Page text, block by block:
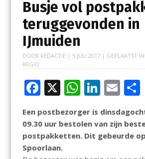
Busje vol
teruggevonden in
IJmuiden
DOOR REDACTIE | 5 JULI 2017| GEPLAATST IN
REGIO
F
ac
e
b
o
X W
at
s
A
Li
n
k
e
E
m
ai
l
D
el
Een postbezorger is
09.30 uur bestolen van zijn
postpakketten. Dit gebeurde
Spoorlaan.